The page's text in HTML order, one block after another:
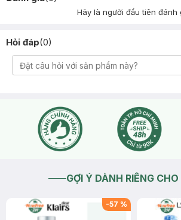
Hãy là người đầu tiên đánh
Hỏi đáp(0)
GỢI Ý DÀNH RIÊNG
-57 %